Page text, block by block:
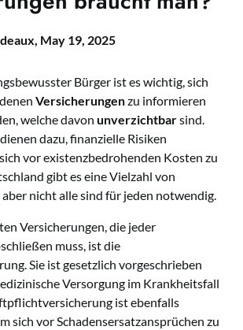
May 19, 2025
Bürger ist es wichtig, sich
Versicherungenzu informieren
welche davonunverzichtbarsind.
dienen dazu, finanzielle Risiken
vor existenzbedrohenden Kosten zu
gibt es eine Vielzahl von
aber nicht alle sind für jeden notwendig.
Versicherungen, die jeder
muss, ist die
Sie ist gesetzlich vorgeschrieben
Versorgung im Krankheitsfall
ist ebenfalls
sich vor Schadensersatzansprüchen zu